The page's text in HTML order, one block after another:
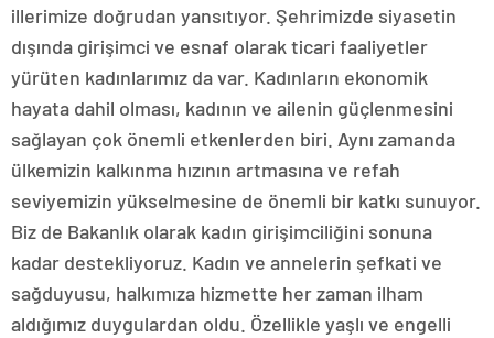
illerimize doğrudan yansıtıyor. Şehrimizde siyasetin
dışında girişimci ve esnaf olarak ticari faaliyetler
yürüten kadınlarımız da var. Kadınların ekonomik
hayata dahil olması, kadının ve ailenin güçlenmesini
sağlayan çok önemli etkenlerden biri. Aynı zamanda
ülkemizin kalkınma hızının artmasına ve refah
seviyemizin yükselmesine de önemli bir katkı sunuyor.
Biz de Bakanlık olarak kadın girişimciliğini sonuna
kadar destekliyoruz. Kadın ve annelerin şefkati ve
sağduyusu, halkımıza hizmette her zaman ilham
aldığımız duygulardan oldu. Özellikle yaşlı ve engelli